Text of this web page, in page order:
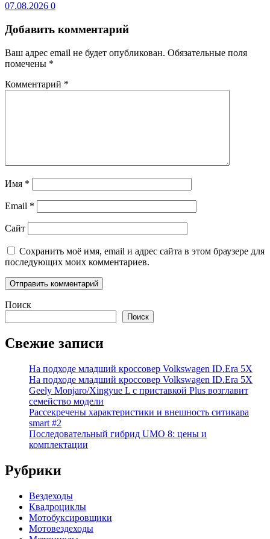
07.08.2026 0
Добавить комментарий
Ваш адрес email не будет опубликован. Обязательные поля
помечены *
Комментарий *
Имя *
Email *
Сайт
Сохранить моё имя, email и адрес сайта в этом браузере для
последующих моих комментариев.
Поиск
Поиск
Свежие записи
На подходе младший кроссовер Volkswagen ID.Era 5X
На подходе младший кроссовер Volkswagen ID.Era 5X
Geely Monjaro/Xingyue L с приставкой Plus возглавит
семейство модели
Рассекречены характеристики и внешность ситикара
smart #2
Последовательный гибрид UMO 8: цены и
комплектации
Рубрики
Вездеходы
Квадроциклы
Мотобуксировщики
Мотовездеходы